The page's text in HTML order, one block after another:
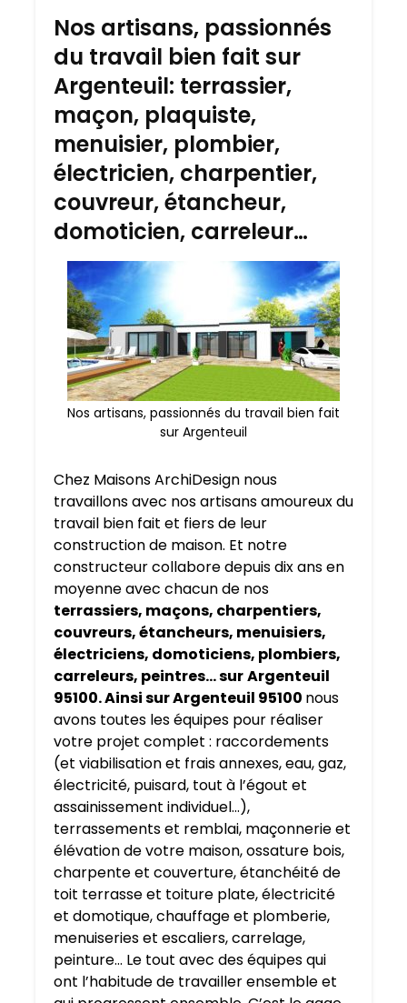
Nos artisans, passionnés
du travail bien fait sur
Argenteuil: terrassier,
maçon, plaquiste,
menuisier, plombier,
électricien, charpentier,
couvreur, étancheur,
domoticien, carreleur…
Nos artisans, passionnés du travail bien fait
sur Argenteuil
Chez Maisons ArchiDesign nous
travaillons avec nos artisans amoureux du
travail bien fait et fiers de leur
construction de maison. Et notre
constructeur collabore depuis dix ans en
moyenne avec chacun de nos
terrassiers, maçons, charpentiers,
couvreurs, étancheurs, menuisiers,
électriciens, domoticiens, plombiers,
carreleurs, peintres… surArgenteuil
95100. Ainsi sur Argenteuil 95100 nous
avons toutes les équipes pour réaliser
votre projet complet : raccordements
(et viabilisation et frais annexes, eau, gaz,
électricité, puisard, tout à l’égout et
assainissement individuel…),
terrassements et remblai, maçonnerie et
élévation de votre maison, ossature bois,
charpente et couverture, étanchéité de
toit terrasse et toiture plate, électricité
et domotique, chauffage et plomberie,
menuiseries et escaliers, carrelage,
peinture… Le tout avec des équipes qui
ont l’habitude de travailler ensemble et